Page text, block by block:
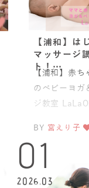
【浦和】は
マッサージ
ト！…
【浦和】赤
のベビーヨガ
ジ教室
越谷ベビーヨ
BY 宮えり子
01
2026.03